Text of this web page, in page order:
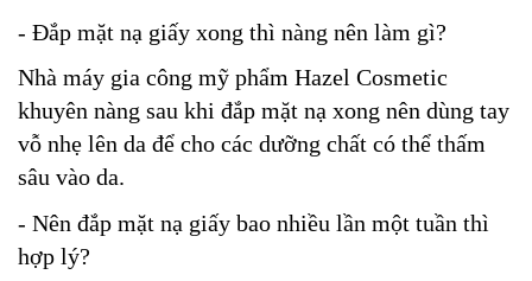
- Đắp mặt nạ giấy xong thì nàng nên làm gì?
Nhà máy gia công mỹ phẩm Hazel Cosmetic
khuyên nàng sau khi đắp mặt nạ xong nên dùng tay
vỗ nhẹ lên da để cho các dưỡng chất có thể thấm
sâu vào da.
- Nên đắp mặt nạ giấy bao nhiều lần một tuần thì
hợp lý?